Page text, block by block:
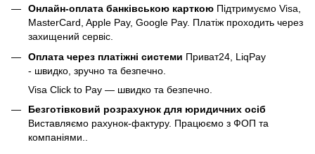
Онлайн-оплата банківською карткою Підтримуємо Visa,
MasterCard, Apple Pay, Google Pay. Платіж проходить через
захищений сервіс.
Оплата через платіжні системи Приват24, LiqPay
- швидко, зручно та безпечно.
Visa Click to Pay — швидко та безпечно.
Безготівковий розрахунок для юридичних осіб
Виставляємо рахунок-фактуру. Працюємо з ФОП та
компаніями..